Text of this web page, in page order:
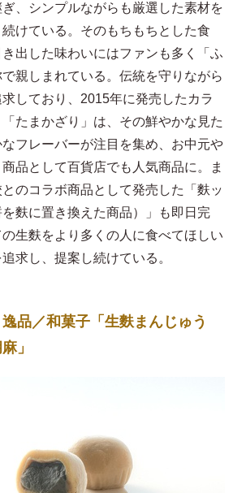
、シンプルながらも厳選した素材を
けている。そのもちもちとした食
出した味わいにはファンも多く「ふ
親しまれている。伝統を守りながら
しており、2015年に発売したカラ
たまかざり」は、その鮮やかな見た
フレーバーが注目を集め、お中元や
品として百貨店でも人気商品に。ま
のコラボ商品として発売した「麩ッ
麩に置き換えた商品）」も即日完
生麩をより多くの人に食べてほしい
求し、提案し続けている。
品／和菓子「生麩まんじゅう
」